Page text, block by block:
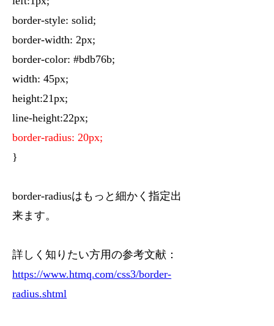
border-style: solid;
border-width: 2px;
border-color: #bdb76b;
width: 45px;
height:21px;
line-height:22px;
border-radius: 20px;
}
border-radiusはもっと細かく指定出
来ます。
詳しく知りたい方用の参考文献：
https://www.htmq.com/css3/border-
radius.shtml